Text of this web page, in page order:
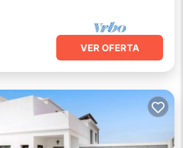
VER OFERTA